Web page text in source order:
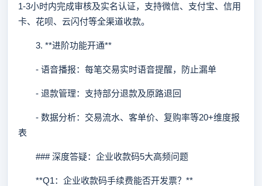
1-3小时内完成审核及实名认证，支持微信、支付宝、信用
卡、花呗、云闪付等全渠道收款。
3. **进阶功能开通**
- 语音播报：每笔交易实时语音提醒，防止漏单
- 退款管理：支持部分退款及原路退回
- 数据分析：交易流水、客单价、复购率等20+维度报
表
### 深度答疑：企业收款码5大高频问题
**Q1：企业收款码手续费能否开发票？**